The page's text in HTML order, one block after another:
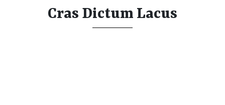
Cras Dictum Lacus